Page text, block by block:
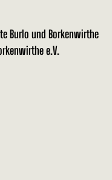
Burlo und Borkenwirthe
e.V.